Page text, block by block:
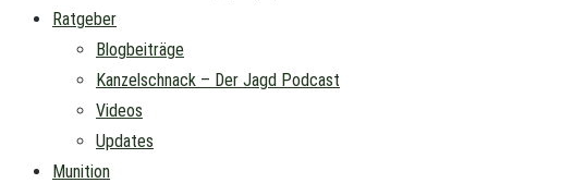
Ratgeber
Blogbeiträge
Kanzelschnack – Der Jagd Podcast
Videos
Updates
Munition